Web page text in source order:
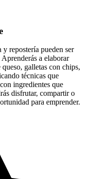
y repostería pueden ser
a elaborar
galletas con chips,
técnicas que
ingredientes que
disfrutar, compartir o
para emprender.